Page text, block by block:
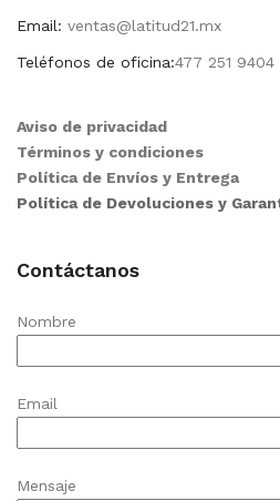
Email: ventas@latitud21.mx
Teléfonos de oficina:477 251 9404
Aviso de privacidad
Términos y condiciones
Política de Envíos y Entrega
Política de Devoluciones y
Contáctanos
Nombre
Email
Mensaje